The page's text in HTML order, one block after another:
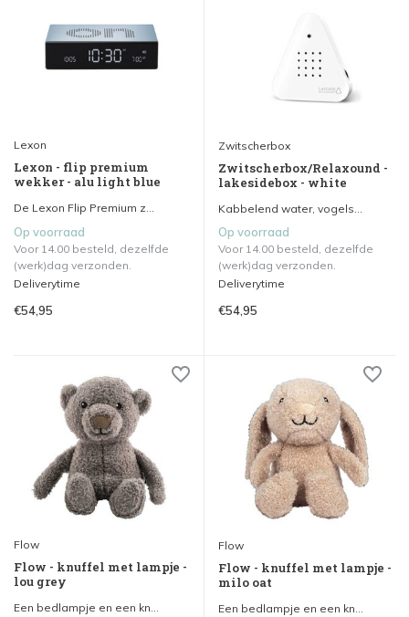
Lexon
Lexon - flip premium
wekker - alu light blue
De Lexon Flip Premium z...
Op voorraad
Voor 14.00 besteld, dezelfde
(werk)dag verzonden.
Deliverytime
€54,95
Zwitscherbox
Zwitscherbox/Relaxound -
lakesidebox - white
Kabbelend water, vogels...
Op voorraad
Voor 14.00 besteld, dezelfde
(werk)dag verzonden.
Deliverytime
€54,95
Flow
Flow - knuffel met lampje -
lou grey
Een bedlampje en een kn...
Flow
Flow - knuffel met lampje -
milo oat
Een bedlampje en een kn...